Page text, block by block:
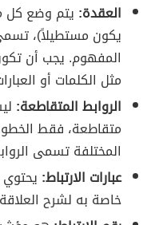
العقدة: يتم وضع كل
يكون مستطيلاً)،
المفهوم. يجب أن
مثل الكلمات أو
الروابط المتقاطعة:
متقاطعة، فقط
المختلفة تسمى
عبارات الارتباط:
خاصة به لشرح